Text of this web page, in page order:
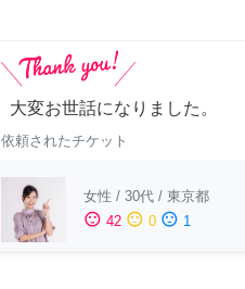
大変お世話になりました。
依頼されたチケット
女性 / 30代 / 東京都
sentiment_satisfied 42 sentiment_neutral 0 sentiment_dissatisfied 1